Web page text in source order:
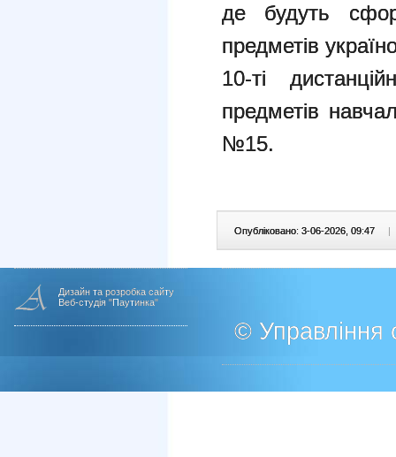
де будуть
предметів
10-ті
предметів
№15.
Опубліковано: 3-06-2026, 09:47 |
Дизайн та розробка сайту
Веб-студія "Паутинка"
© Управління